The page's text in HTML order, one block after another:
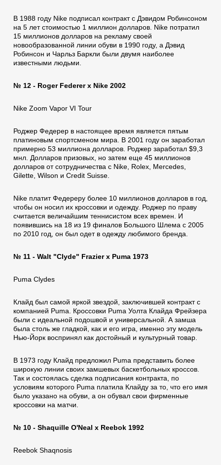
В 1988 году Nike подписал контракт с Дэвидом Робинсоном
на 5 лет стоимостью 1 миллион долларов. Nike потратил
15 миллионов долларов на рекламу своей
новообразованной линии обуви в 1990 году, а Дэвид
Робинсон и Чарльз Баркли были двумя наиболее
известными людьми.
№ 12 - Roger Federer x Nike 2002
Nike Zoom Vapor VI Tour
Роджер Федерер в настоящее время является пятым
платиновым спортсменом мира. В 2001 году он заработал
примерно 53 миллиона долларов. Роджер заработал $9,3
мнл. Долларов призовых, но затем еще 45 миллионов
долларов от сотрудничества с Nike, Rolex, Mercedes,
Gilette, Wilson и Credit Suisse.
Nike платит Федереру более 10 миллионов долларов в год,
чтобы он носил их кроссовки и одежду. Роджер по праву
считается величайшим теннисистом всех времен. И
появившись на 18 из 19 финалов Большого Шлема с 2005
по 2010 год, он был одет в одежду любимого бренда.
№ 11 - Walt "Clyde" Frazier x Puma 1973
Puma Clydes
Клайд был самой яркой звездой, заключившей контракт с
компанией Puma. Кроссовки Puma Уолта Клайда Фрейзера
были с идеальной подошвой и универсальной. А замша
была столь же гладкой, как и его игра, именно эту модель
Нью-Йорк воспринял как достойный и культурный товар.
В 1973 году Клайд предложил Puma представить более
широкую линии своих замшевых баскетбольных кроссов.
Так и состоялась сделка подписания контракта, по
условиям которого Puma платила Клайду за то, что его имя
было указано на обуви, а он обувал свои фирменные
кроссовки на матчи.
№ 10 - Shaquille O'Neal x Reebok 1992
Reebok Shaqnosis